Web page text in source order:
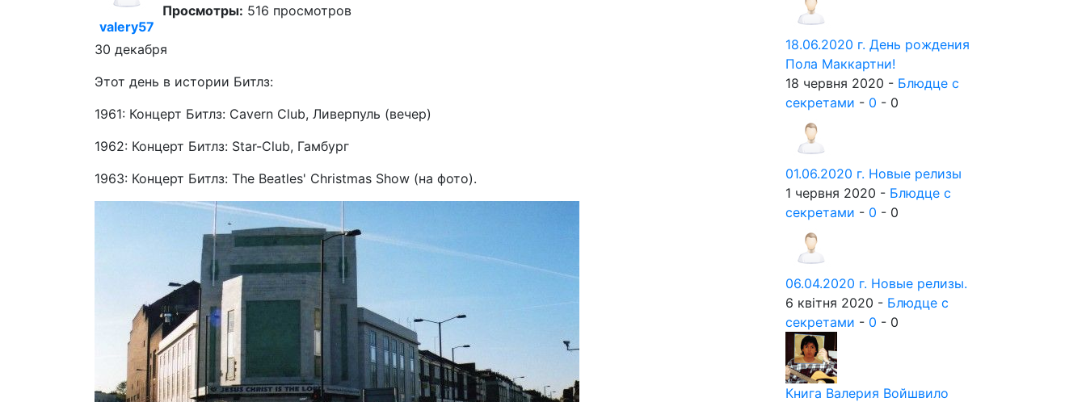
valery57
Просмотры: 516 просмотров
30 декабря
Этот день в истории Битлз:
1961: Концерт Битлз: Cavern Club, Ливерпуль (вечер)
1962: Концерт Битлз: Star-Club, Гамбург
1963: Концерт Битлз: The Beatles' Christmas Show (на фото).
18.06.2020 г. День рождения
Пола Маккартни!
18 червня 2020 - Блюдце с
секретами - 0 - 0
01.06.2020 г. Новые релизы
1 червня 2020 - Блюдце с
секретами - 0 - 0
06.04.2020 г. Новые релизы.
6 квітня 2020 - Блюдце с
секретами - 0 - 0
Книга Валерия Войшвило